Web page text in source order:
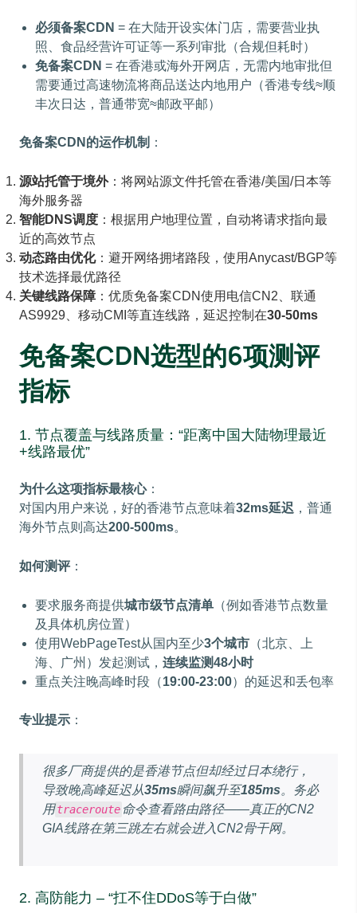
必须备案CDN = 在大陆开设实体门店，需要营业执
照、食品经营许可证等一系列审批（合规但耗时）
免备案CDN = 在香港或海外开网店，无需内地审批但
需要通过高速物流将商品送达内地用户（香港专线≈顺
丰次日达，普通带宽≈邮政平邮）
免备案CDN的运作机制 ：
源站托管于境外：将网站源文件托管在香港/美国/日本等
海外服务器
智能DNS调度 ：根据用户地理位置，自动将请求指向最
近的高效节点
动态路由优化：避开网络拥堵路段，使用Anycast/BGP等
技术选择最优路径
关键线路保障 ：优质免备案CDN使用电信CN2、联通
AS9929、移动CMI等直连线路，延迟控制在30-50ms
免备案CDN选型的6项测评
指标
1. 节点覆盖与线路质量：“距离中国大陆物理最近
+线路最优”
为什么这项指标最核心：
对国内用户来说，好的香港节点意味着32ms延迟 ，普通
海外节点则高达200-500ms。
如何测评：
要求服务商提供城市级节点清单 （例如香港节点数量
及具体机房位置）
使用WebPageTest从国内至少3个城市 （北京、上
海、广州）发起测试， 连续监测48小时
重点关注晚高峰时段（19:00-23:00）的延迟和丢包率
专业提示 ：
很多厂商提供的是香港节点但却经过日本绕行，
导致晚高峰延迟从35ms瞬间飙升至185ms。务必
用traceroute 命令查看路由路径——真正的CN2
GIA线路在第三跳左右就会进入CN2骨干网。
2. 高防能力 – “扛不住DDoS等于白做”